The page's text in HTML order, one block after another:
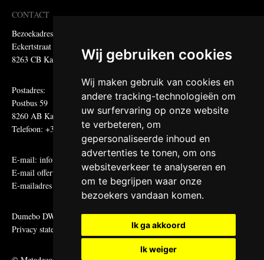
Wij gebruiken cookies
Wij maken gebruik van cookies en
andere tracking-technologieën om
uw surfervaring op onze website
te verbeteren, om
gepersonaliseerde inhoud en
advertenties te tonen, om ons
websiteverkeer te analyseren en
om te begrijpen waar onze
bezoekers vandaan komen.
Ik ga akkoord
Ik weiger
CONTACT
Bezoekadres:
Eckertstraat 75
8263 CB Kampen
Postadres:
Postbus 59
8260 AB Kampen
Telefoon: +31 (0)38 331 81 81
E-mail: informatie@metadecor.nl
E-mail offertes:
calculatie@metadecor.nl
E-mailadres administratie:facturen@metadecor.nl
Dumebo DWS voorwaarden
Privacy statement